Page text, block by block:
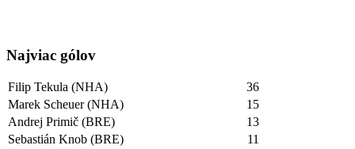
Najviac gólov
Filip Tekula (NHA)
36
Marek Scheuer (NHA)
15
Andrej Primič (BRE)
13
Sebastián Knob (BRE)
11